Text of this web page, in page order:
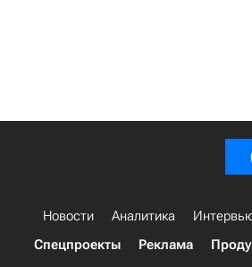
Новости Аналитика
Спецпроекты
Реклама